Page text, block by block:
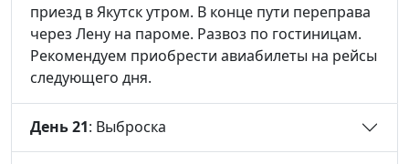
приезд в Якутск утром. В конце пути переправа
через Лену на пароме. Развоз по гостиницам.
Рекомендуем приобрести авиабилеты на рейсы
следующего дня.
День 21: Выброска